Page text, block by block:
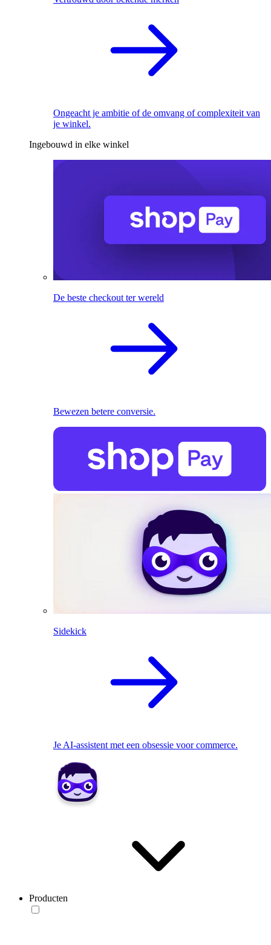
Ongeacht je ambitie of de omvang of complexiteit van
je winkel.
Ingebouwd in elke winkel
De beste checkout ter wereld
Bewezen betere conversie.
Sidekick
Je AI-assistent met een obsessie voor commerce.
Producten